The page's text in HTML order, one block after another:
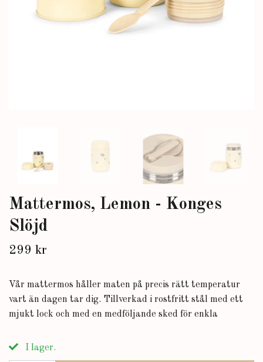
Mattermos, Lemon - Konges
Slöjd
299 kr
Vår mattermos håller maten på precis rätt temperatur
vart än dagen tar dig. Tillverkad i rostfritt stål med ett
mjukt lock och med en medföljande sked för enkla
I lager.